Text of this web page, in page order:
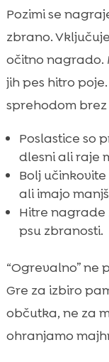
Pozimi se
zbrano.
očitno nagrado.
jih pes hitro
sprehodom
Poslastice so
dlesni ali raje
Bolj
ali imajo
Hitre nagrade
psu zbranosti.
“Ogrevalno” ne
Gre za izbiro
občutka, ne za
ohranjamo